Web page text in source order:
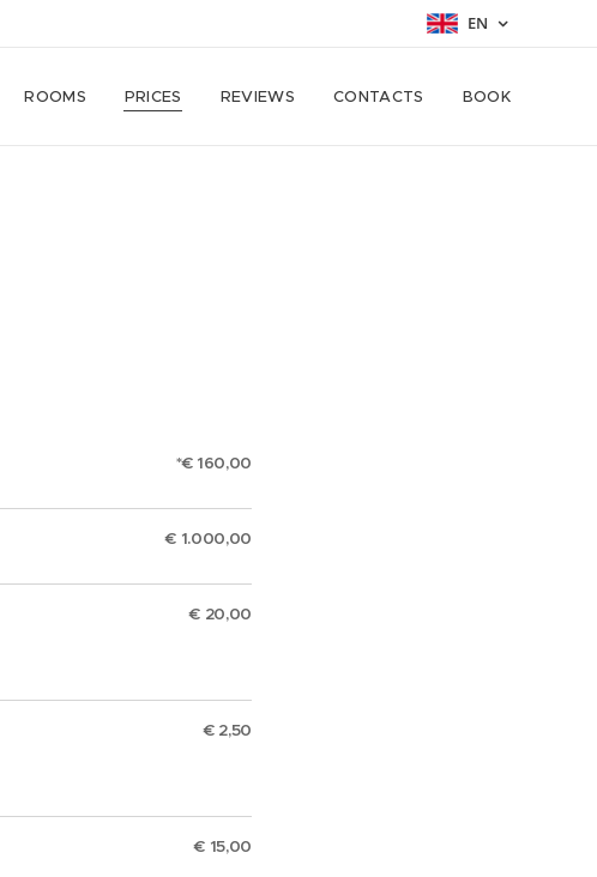
EN
ROOMS PRICES REVIEWS CONTACTS BOOK
*€ 160,00
€ 1.000,00
€ 20,00
€ 2,50
€ 15,00